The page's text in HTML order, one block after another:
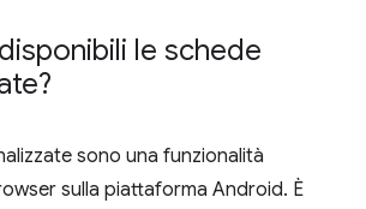
le schede
sono una funzionalità
sulla piattaforma Android. È